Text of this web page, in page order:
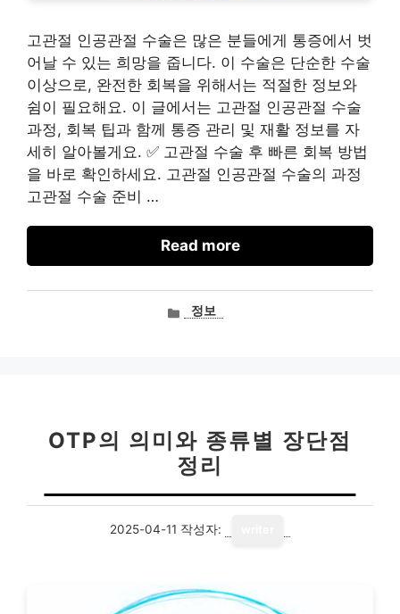
고관절 인공관절 수술은 많은 분들에게 통증에서 벗
어날 수 있는 희망을 줍니다. 이 수술은 단순한 수술
이상으로, 완전한 회복을 위해서는 적절한 정보와
쉼이 필요해요. 이 글에서는 고관절 인공관절 수술
과정, 회복 팁과 함께 통증 관리 및 재활 정보를 자
세히 알아볼게요. ✅ 고관절 수술 후 빠른 회복 방법
을 바로 확인하세요. 고관절 인공관절 수술의 과정
고관절 수술 준비 …
Read more
카정보
OTP의 의미와 종류별 장단점
정리
2025-04-11 작성자: